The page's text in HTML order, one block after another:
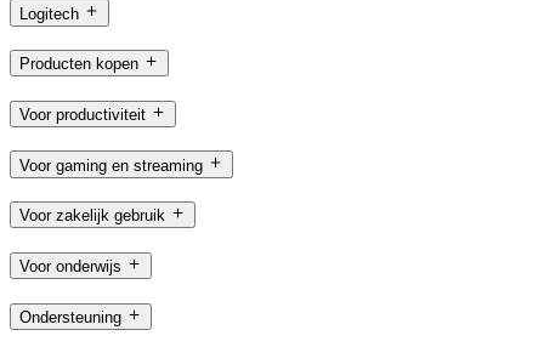
Logitech
Producten kopen
Voor productiviteit
Voor gaming en streaming
Voor zakelijk gebruik
Voor onderwijs
Ondersteuning